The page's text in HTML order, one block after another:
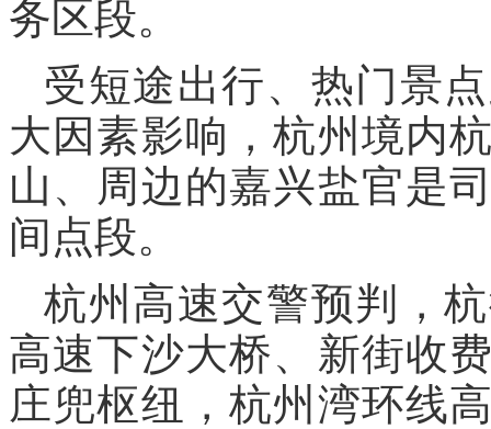
务区段。
受短途出行、热门景
大因素影响，杭州境内
山、周边的嘉兴盐官是
间点段。
杭州高速交警预判，
高速下沙大桥、新街收
庄兜枢纽，杭州湾环线